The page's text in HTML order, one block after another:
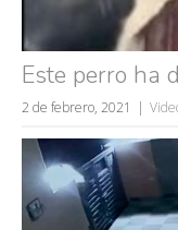
Este perro ha
2 de febrero, 2021